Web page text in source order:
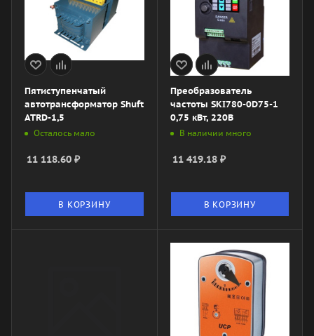
Пятиступенчатый
автотрансформатор Shuft
ATRD-1,5
Осталось мало
11 118.60 ₽
В КОРЗИНУ
Преобразователь
частоты SKI780-0D75-1
0,75 кВт, 220В
В наличии много
11 419.18₽
В КОРЗИНУ